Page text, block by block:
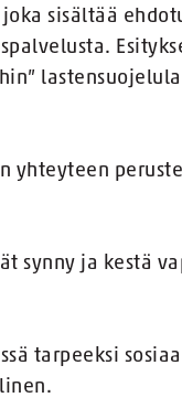
sisältää
yhteyteen
synny ja kestä
tarpeeksi